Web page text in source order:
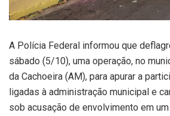
A Polícia Federal informou que
sábado (5/10), uma operação, no
da Cachoeira (AM), para apurar a
ligadas à administração municipal e
sob acusação de envolvimento em